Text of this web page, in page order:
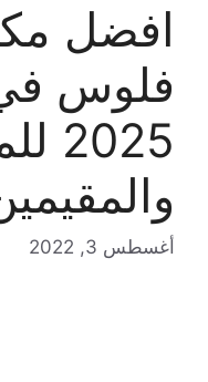
افضل
فلوس
أغسطس 3, 2022